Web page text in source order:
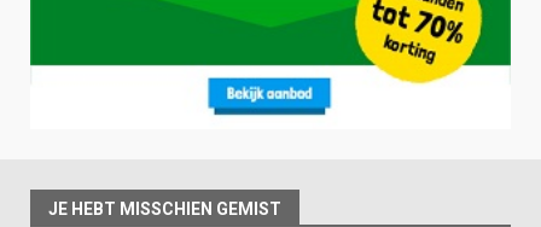
JE HEBT MISSCHIEN GEMIST